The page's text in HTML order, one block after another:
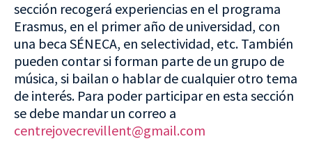
sección recogerá experiencias en el programa
Erasmus, en el primer año de universidad, con
una beca SÉNECA, en selectividad, etc. También
pueden contar si forman parte de un grupo de
música, si bailan o hablar de cualquier otro tema
de interés. Para poder participar en esta sección
se debe mandar un correo a
centrejovecrevillent@gmail.com